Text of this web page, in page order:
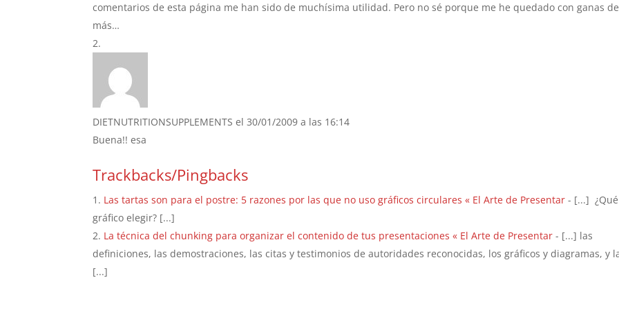
comentarios de esta página me han sido de muchísima utilidad. Pero no sé porque me he quedado con ganas de
más…
DIETNUTRITIONSUPPLEMENTS el 30/01/2009 a las 16:14
Buena!! esa
Trackbacks/Pingbacks
Las tartas son para el postre: 5 razones por las que no uso gráficos circulares « El Arte de Presentar - [...] ¿Qué
gráfico elegir? [...]
La técnica del chunking para organizar el contenido de tus presentaciones « El Arte de Presentar - [...] las
definiciones, las demostraciones, las citas y testimonios de autoridades reconocidas, los gráficos y diagramas, y
[...]